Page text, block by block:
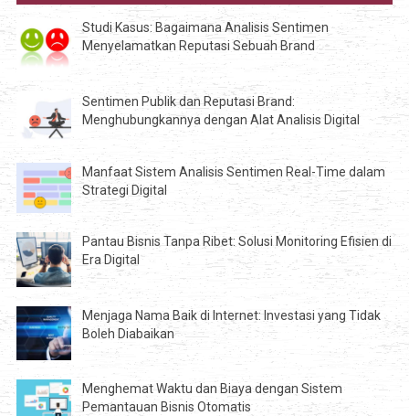
Studi Kasus: Bagaimana Analisis Sentimen
Menyelamatkan Reputasi Sebuah Brand
Sentimen Publik dan Reputasi Brand:
Menghubungkannya dengan Alat Analisis Digital
Manfaat Sistem Analisis Sentimen Real-Time dalam
Strategi Digital
Pantau Bisnis Tanpa Ribet: Solusi Monitoring Efisien di
Era Digital
Menjaga Nama Baik di Internet: Investasi yang Tidak
Boleh Diabaikan
Menghemat Waktu dan Biaya dengan Sistem
Pemantauan Bisnis Otomatis